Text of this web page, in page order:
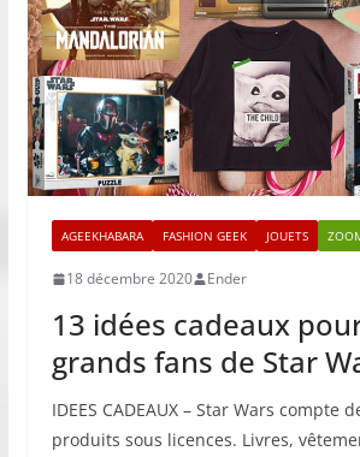
AGEEKHABARA FASHION GEEK JOUETS
18 décembre 2020 Ender
13 idées cadeaux
grands fans de Star
IDEES CADEAUX – Star Wars compte
produits sous licences. Livres,